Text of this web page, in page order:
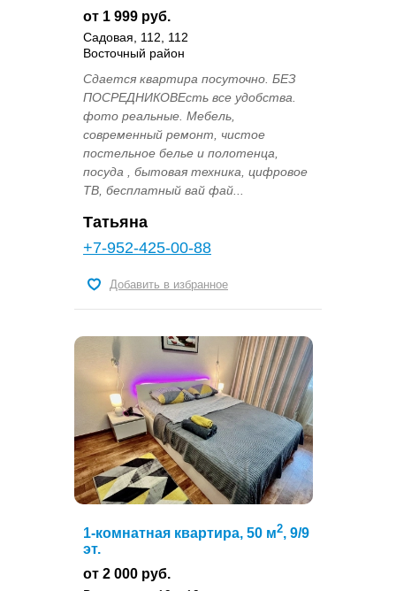
от 1 999 руб.
Садовая, 112, 112
Восточный район
Сдается квартира посуточно. БЕЗ
ПОСРЕДНИКОВЕсть все удобства.
фото реальные. Мебель,
современный ремонт, чистое
постельное белье и полотенца,
посуда , бытовая техника, цифровое
ТВ, бесплатный вай фай...
Татьяна
+7-952-425-00-88
Добавить в избранное
1-комнатная квартира, 50 м2, 9/9
эт.
от 2 000 руб.